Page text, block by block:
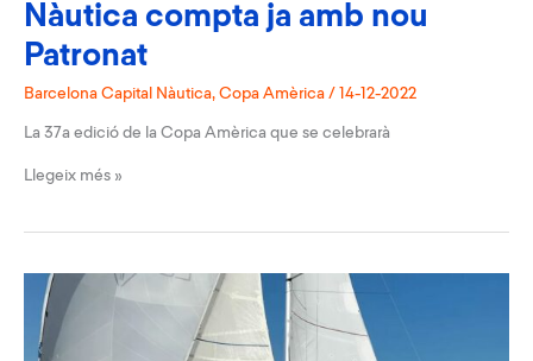
Nàutica compta ja amb nou
Patronat
Barcelona Capital Nàutica, Copa Amèrica / 14-12-2022
La 37a edició de la Copa Amèrica que se celebrarà
La
Capital
compta
amb
nou
Patronat
Llegeix més »